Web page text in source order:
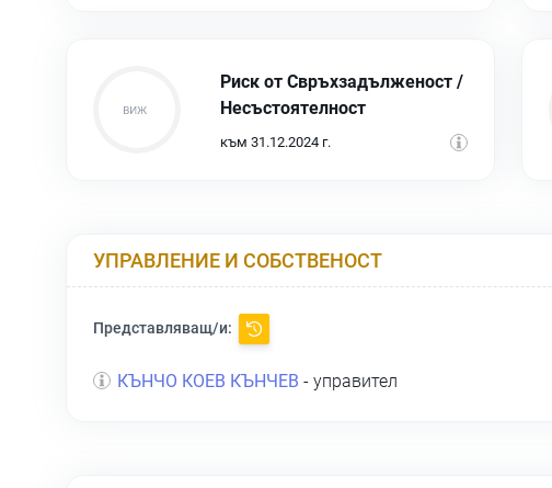
Риск от Свръхзадълженост /
Несъстоятелност
към 31.12.2024 г.
УПРАВЛЕНИЕ И СОБСТВЕНОСТ
Представляващ/и:
КЪНЧО КОЕВ КЪНЧЕВ - управител